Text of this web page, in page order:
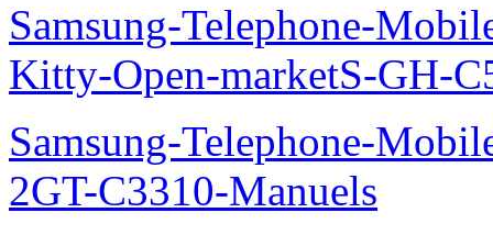
Samsung-Telephone-
Kitty-Open-marketS-GH-
Samsung-Telephone-
2GT-C3310-Manuels